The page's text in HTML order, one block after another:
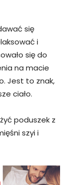
się
i
się do
na macie
Jest to znak,
ciało.
poduszek z
szyi i